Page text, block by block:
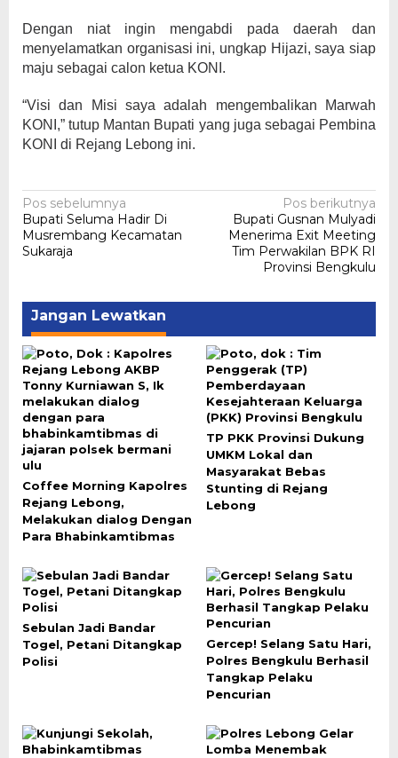
Dengan niat ingin mengabdi pada daerah dan
menyelamatkan organisasi ini, ungkap Hijazi, saya siap
maju sebagai calon ketua KONI.
“Visi dan Misi saya adalah mengembalikan Marwah
KONI,” tutup Mantan Bupati yang juga sebagai Pembina
KONI di Rejang Lebong ini.
Navigasi
pos
Pos sebelumnya
Bupati Seluma Hadir Di
Musrembang Kecamatan
Sukaraja
Pos berikutnya
Bupati Gusnan Mulyadi
Menerima Exit Meeting
Tim Perwakilan BPK RI
Provinsi Bengkulu
Jangan Lewatkan
Coffee Morning Kapolres
Rejang Lebong,
Melakukan dialog Dengan
Para Bhabinkamtibmas
TP PKK Provinsi Dukung
UMKM Lokal dan
Masyarakat Bebas
Stunting di Rejang
Lebong
Sebulan Jadi Bandar
Togel, Petani Ditangkap
Polisi
Gercep! Selang Satu Hari,
Polres Bengkulu Berhasil
Tangkap Pelaku
Pencurian